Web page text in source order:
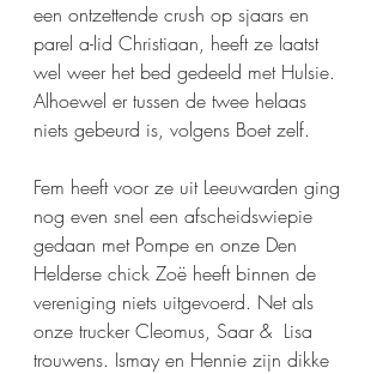
een ontzettende crush op sjaars en
parel a-lid Christiaan, heeft ze laatst
wel weer het bed gedeeld met Hulsie.
Alhoewel er tussen de twee helaas
niets gebeurd is, volgens Boet zelf.
Fem heeft voor ze uit Leeuwarden ging
nog even snel een afscheidswiepie
gedaan met Pompe en onze Den
Helderse chick Zoë heeft binnen de
vereniging niets uitgevoerd. Net als
onze trucker Cleomus, Saar &  Lisa
trouwens. Ismay en Hennie zijn dikke